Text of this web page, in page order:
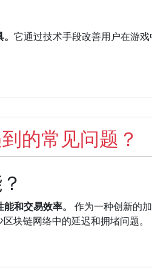
它通过技术手段改善用户在游
的常见问题？
和交易效率。
作为一种创新的
块链网络中的延迟和拥堵问题。